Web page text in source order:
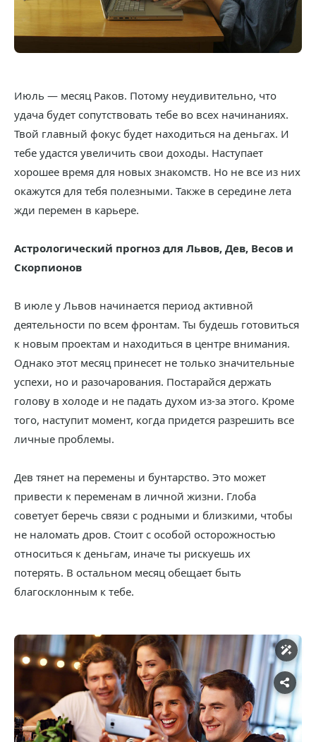
Июль — месяц Раков. Потому неудивительно, что
удача будет сопутствовать тебе во всех начинаниях.
Твой главный фокус будет находиться на деньгах. И
тебе удастся увеличить свои доходы. Наступает
хорошее время для новых знакомств. Но не все из них
окажутся для тебя полезными. Также в середине лета
жди перемен в карьере.
Астрологический прогноз для Львов, Дев, Весов и
Скорпионов
В июле у Львов начинается период активной
деятельности по всем фронтам. Ты будешь готовиться
к новым проектам и находиться в центре внимания.
Однако этот месяц принесет не только значительные
успехи, но и разочарования. Постарайся держать
голову в холоде и не падать духом из-за этого. Кроме
того, наступит момент, когда придется разрешить все
личные проблемы.
Дев тянет на перемены и бунтарство. Это может
привести к переменам в личной жизни. Глоба
советует беречь связи с родными и близкими, чтобы
не наломать дров. Стоит с особой осторожностью
относиться к деньгам, иначе ты рискуешь их
потерять. В остальном месяц обещает быть
благосклонным к тебе.